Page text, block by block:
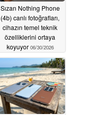
Sızan Nothing Phone
(4b) canlı fotoğrafları,
cihazın temel teknik
özelliklerini ortaya
koyuyor 06/30/2026